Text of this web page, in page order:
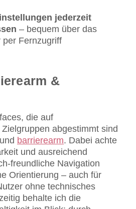
jederzeit
– bequem über das
per Fernzugriff
&
die auf
abgestimmt sind
barrierearm. Dabei achte
und ausreichend
freundliche Navigation
Orientierung – auch für
ohne technisches
behalte ich die